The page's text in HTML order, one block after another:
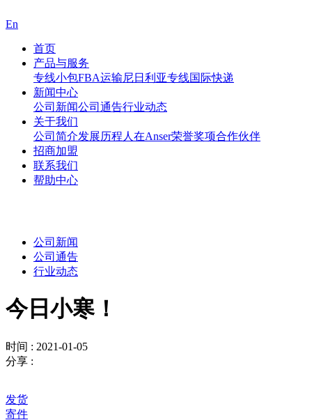
En
首页
产品与服务
专线小包FBA运输尼日利亚专线国际快递
新闻中心
公司新闻公司通告行业动态
关于我们
公司简介发展历程 人在Anser荣誉奖项合作伙伴
招商加盟
联系我们
帮助中心
公司新闻
公司通告
行业动态
今日小寒！
时间 : 2021-01-05
分享 :
发货
寄件